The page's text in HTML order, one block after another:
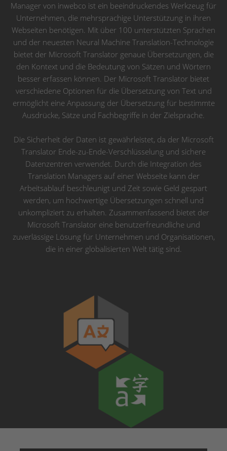
Manager von inwebco ist ein beeindruckendes Werkzeug für
Unternehmen, die mehrsprachige Unterstützung in ihren
Webseiten benötigen. Mit über 100 unterstützten Sprachen
und der neuesten Neural Machine Translation-Technologie
bietet der Microsoft Translator genaue Übersetzungen, die
den Kontext und die Bedeutung von Sätzen und Wörtern
besser erfassen können. Der Microsoft Translator bietet
verschiedene Optionen für die Übersetzung von Text und
ermöglicht eine Anpassung der Übersetzung für bestimmte
Ausdrücke, Sätze und Fachbegriffe in der Zielsprache.
Die Sicherheit der Daten ist gewährleistet, da der Microsoft
Translator Ende-zu-Ende-Verschlüsselung und sichere
Datenzentren verwendet. Durch die Integration des
Translation Managers auf einer Webseite kann der
Arbeitsablauf beschleunigt und Zeit sowie Geld gespart
werden, um hochwertige Übersetzungen schnell und
unkompliziert zu erhalten. Zusammenfassend bietet der
Microsoft Translator eine benutzerfreundliche und
zuverlässige Lösung für Unternehmen und Organisationen,
die in einer globalisierten Welt tätig sind.